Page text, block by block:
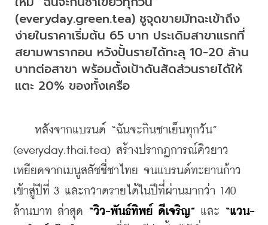
(everyday.green.tea) ชูจุดขายมัทฉะเข้าถึง
ง่ายในราคาเริ่มต้น 65 บาท ประเดิมสาขาแรกที่
สยามพารากอน หวังปั้นรายได้ทะลุ 10-20 ล้าน
บาทต่อสาขา พร้อมตั้งเป้าดันสัดส่วนรายได้ให้
แตะ 20% ของทั้งเครือ
หลังจากแบรนด์ “ฉันจะกินชาเย็นทุกวัน”
(everyday.thai.tea) สร้างปรากฏการณ์คิวยาว
เหยียดจากเมนูสลัชชี่ชาไทย จนแบรนด์ทะยานก้าว
เข้าสู่ปีที่ 3 และกวาดรายได้ในปีที่ผ่านมากว่า 140
ล้านบาท ล่าสุด “วิว-พันธ์ทิพย์ ดีเจริญ” และ “แวน-